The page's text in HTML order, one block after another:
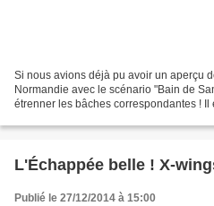
Si nous avions déjà pu avoir un aperçu
Normandie avec le scénario "Bain de
étrenner les bâches correspondantes !
L'Échappée belle ! X-
Publié le 27/12/2014 à 15:00